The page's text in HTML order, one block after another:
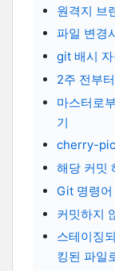
원격지 브
파일 변경
git 배시
2주 전부
마스터로
기
cherry-
해당 커밋
Git 명령어
커밋하지
스테이징
킹된 파일